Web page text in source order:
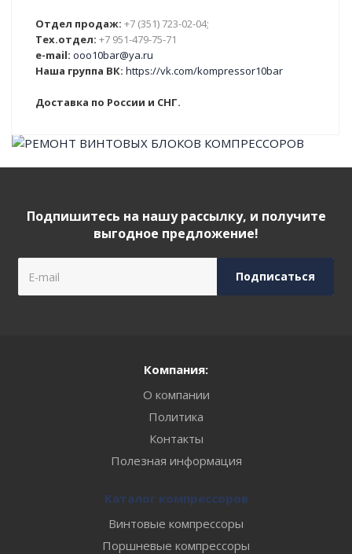
Отдел продаж: +7 (351) 723-02-04;
Тех.отдел: +7 951-479-75-71
e-mail: ooo10bar@ya.ru
Наша группа ВК: https://vk.com/kompressor10bar
Доставка по России и СНГ.
Подпишитесь на нашу рассылку, и получите
выгодное предложение!
Компания:
О компании
Политика
Контакты
Полезная информация
Каталог компрессоров
Винтовые компрессоры
Поршневые компрессоры